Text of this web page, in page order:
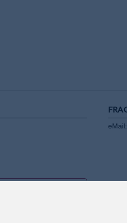
eMail: